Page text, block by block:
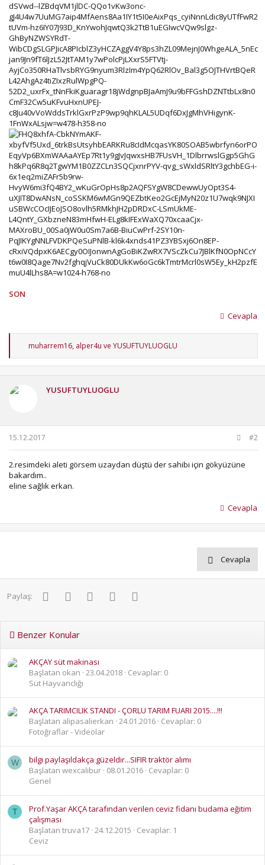
SON
Cevapla
T
p
muharrem16, alper4u ve YUSUFTUYLUOGLU
YUSUFTUYLUOGLU
15.12.2017 #2
2.resimdeki aleti görsem uzaydan düştü der sahibi için gökyüzüne
bakardım..
eline sağlık erkan.
Cevapla
Cevapla
Paylaş: FacebookTwitter PinterestWhatsApp
Benzer Konular
AKÇAY süt makinası
Başlatan okan 23.04.2018 Cevaplar: 0
Süt Hayvanclığı
AKÇA TARIMCILIK STANDI - ÇORLU TARIM FUARI 2015....!!!
Başlatan alipasalierkan 24.01.2016 Cevaplar: 0
Fotoğraflar - Videolar
W
bilgi paylaşıldakça güzeldir...SIFIR traktör alımı
Başlatan wexcalibur 08.01.2016 Cevaplar: 0
Genel
T
Prof.Yaşar AKÇA tarafından verilen ceviz fidanı budama eğitim
çalışması
Başlatan truva17 24.12.2015
Cevaplar: 1
Ceviz